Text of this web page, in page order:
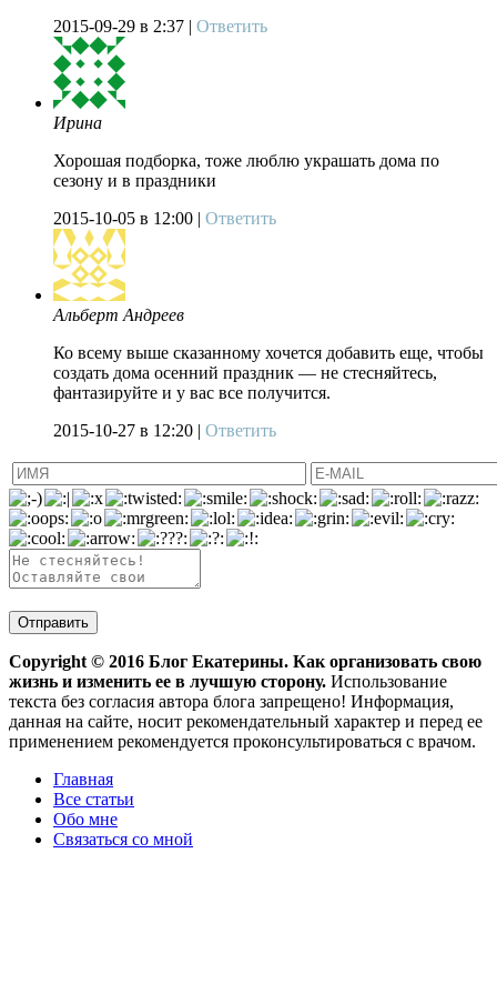
2015-09-29 в 2:37 | Ответить
Ирина
Хорошая подборка, тоже люблю украшать дома по
сезону и в праздники
2015-10-05 в 12:00 | Ответить
Альберт Андреев
Ко всему выше сказанному хочется добавить еще, чтобы
создать дома осенний праздник — не стесняйтесь,
фантазируйте и у вас все получится.
2015-10-27 в 12:20 | Ответить
Copyright © 2016 Блог Екатерины. Как организовать свою
жизнь и изменить ее в лучшую сторону. Использование
текста без согласия автора блога запрещено! Информация,
данная на сайте, носит рекомендательный характер и перед ее
применением рекомендуется проконсультироваться с врачом.
Главная
Все статьи
Обо мне
Связаться со мной